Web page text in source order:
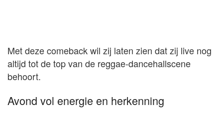
Met deze comeback wil zij laten zien dat zij live nog
altijd tot de top van de reggae-dancehallscene
behoort.
Avond vol energie en herkenning